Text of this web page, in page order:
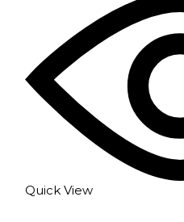
Quick View